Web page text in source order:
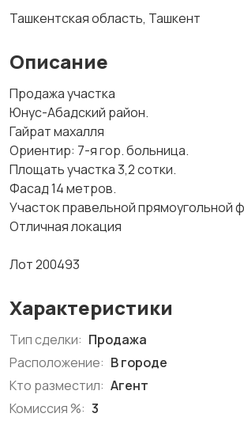
Ташкентская область, Ташкент
Описание
Продажа участка
Юнус-Абадский район.
Гайрат махалля
Ориентир: 7-я гор. больница.
Площать участка 3,2 сотки.
Фасад 14 метров.
Участок правельной прямоугольной
Отличная локация
Лот 200493
Характеристики
Тип сделки: Продажа
Расположение: В городе
Кто разместил: Агент
Комиссия %: 3